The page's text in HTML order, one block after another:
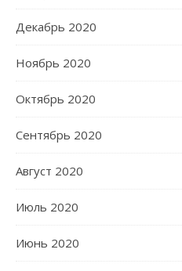
Декабрь 2020
Ноябрь 2020
Октябрь 2020
Сентябрь 2020
Август 2020
Июль 2020
Июнь 2020